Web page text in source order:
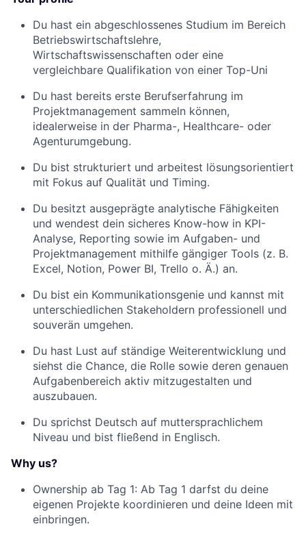
Du hast ein abgeschlossenes Studium im Bereich
Betriebswirtschaftslehre,
Wirtschaftswissenschaften oder eine
vergleichbare Qualifikation von einer Top-Uni
Du hast bereits erste Berufserfahrung im
Projektmanagement sammeln können,
idealerweise in der Pharma-, Healthcare- oder
Agenturumgebung.
Du bist strukturiert und arbeitest lösungsorientiert
mit Fokus auf Qualität und Timing.
Du besitzt ausgeprägte analytische Fähigkeiten
und wendest dein sicheres Know-how in KPI-
Analyse, Reporting sowie im Aufgaben- und
Projektmanagement mithilfe gängiger Tools (z. B.
Excel, Notion, Power BI, Trello o. Ä.) an.
Du bist ein Kommunikationsgenie und kannst mit
unterschiedlichen Stakeholdern professionell und
souverän umgehen.
Du hast Lust auf ständige Weiterentwicklung und
siehst die Chance, die Rolle sowie deren genauen
Aufgabenbereich aktiv mitzugestalten und
auszubauen.
Du sprichst Deutsch auf muttersprachlichem
Niveau und bist fließend in Englisch.
Why us?
Ownership ab Tag 1: Ab Tag 1 darfst du deine
eigenen Projekte koordinieren und deine Ideen mit
einbringen.